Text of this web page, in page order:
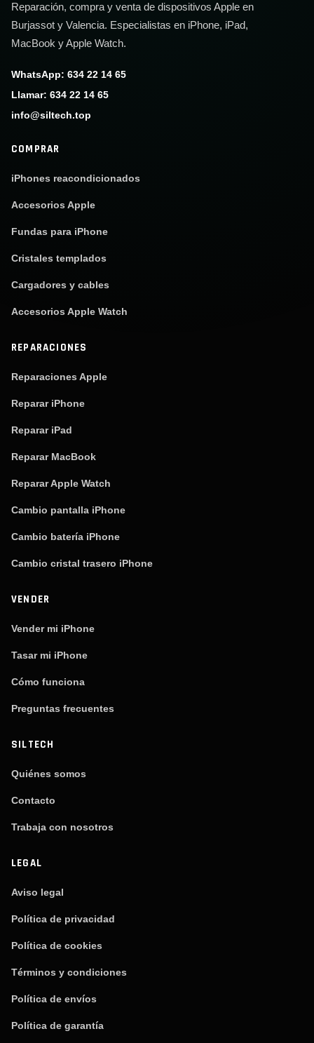
Reparación, compra y venta de dispositivos Apple en
Burjassot y Valencia. Especialistas en iPhone, iPad,
MacBook y Apple Watch.
WhatsApp: 634 22 14 65
Llamar: 634 22 14 65
info@siltech.top
COMPRAR
iPhones reacondicionados
Accesorios Apple
Fundas para iPhone
Cristales templados
Cargadores y cables
Accesorios Apple Watch
REPARACIONES
Reparaciones Apple
Reparar iPhone
Reparar iPad
Reparar MacBook
Reparar Apple Watch
Cambio pantalla iPhone
Cambio batería iPhone
Cambio cristal trasero iPhone
VENDER
Vender mi iPhone
Tasar mi iPhone
Cómo funciona
Preguntas frecuentes
SILTECH
Quiénes somos
Contacto
Trabaja con nosotros
LEGAL
Aviso legal
Política de privacidad
Política de cookies
Términos y condiciones
Política de envíos
Política de garantía